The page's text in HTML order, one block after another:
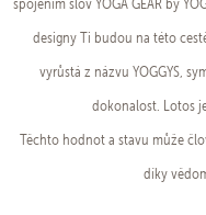
spojením slov YOGA GEAR by
designy Ti budou na této
vyrůstá z názvu YOGGYS,
dokonalost. Lotos
Těchto hodnot a stavu může
díky